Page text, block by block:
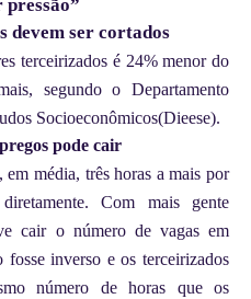
pressão”
devem ser cortados
terceirizados é 24% menor do
segundo o Departamento
Socioeconômicos(Dieese).
pode cair
em média, três horas a mais por
Com mais gente
cair o número de vagas em
fosse inverso e os terceirizados
número de horas que os